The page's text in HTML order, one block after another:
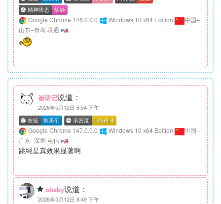
Google Chrome 146.0.0.0 Windows 10 x64 Edition
中国–
山东–青岛 联通
崔话记说道：
2026年5月12日 6:54 下午
Google Chrome 147.0.0.0 Windows 10 x64 Edition
中国–
广东–深圳 电信
跳绳是真效果显著啊
obaby说道：
2026年5月12日 8:49 下午